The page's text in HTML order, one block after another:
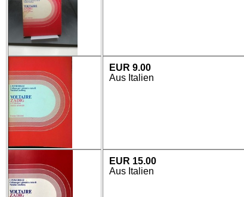
EUR 9.00
Aus Italien
EUR 15.00
Aus Italien